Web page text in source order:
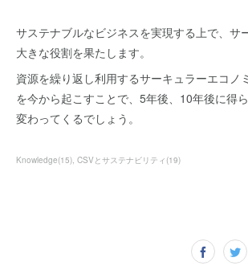
サステナブルなビジネスを実現する上で、サ
大きな役割を果たします。
資源を繰り返し利用するサーキュラーエコノ
を今から起こすことで、5年後、10年後に得
変わってくるでしょう。
Knowledge(15) CSVとサステナビリティ (19)